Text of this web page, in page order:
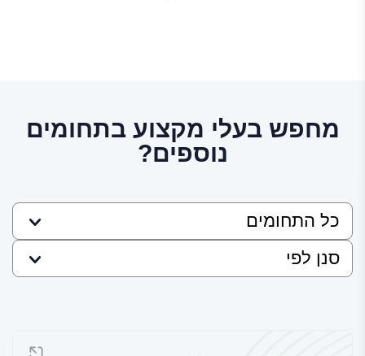
מחפש בעלי מקצוע בתחומים
נוספים?